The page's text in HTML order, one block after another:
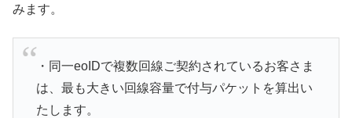
みます。
・同一eoIDで複数回線ご契約されているお客さま
は、最も大きい回線容量で付与パケットを算出い
たします。